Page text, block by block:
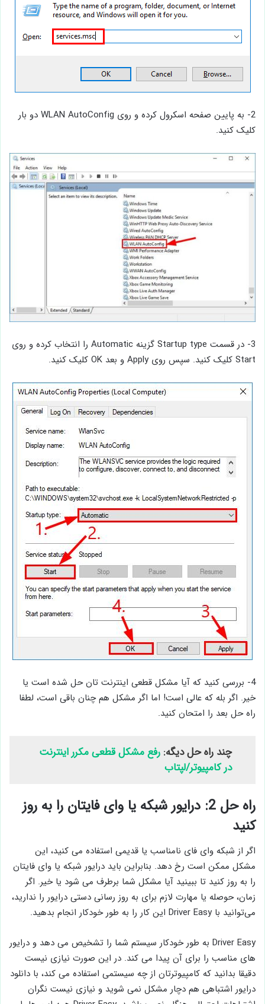
2- به پایین صفحه اسکرول کرده و روی WLAN AutoConfig دو بار
کلیک کنید.
3- در قسمت Startup type گزینه Automatic را انتخاب کرده و روی
Start کلیک کنید. سپس روی Apply و بعد OK کلیک کنید.
4- بررسی کنید که آیا مشکل قطعی اینترنت تان حل شده است یا
خیر. اگر بله که عالی است! اما اگر مشکل هم چنان باقی است، لطفا
راه حل بعد را امتحان کنید.
چند راه حل دیگه: رفع مشکل قطعی مکرر اینترنت
در کامپیوتر/لپتاب
راه حل 2: درایور شبکه یا وای فایتان را به روز
کنید
اگر از شبکه وای فای نامناسب یا قدیمی استفاده می کنید، این
مشکل ممکن است رخ دهد. بنابراین باید درایور شبکه یا وای فایتان
را به روز کنید تا ببینید آیا مشکل شما برطرف می شود یا خیر. اگر
زمان، حوصله یا مهارت لازم برای به ‌روز رسانی دستی درایور را ندارید،
می‌توانید با Driver Easy این کار را به ‌طور خودکار انجام بدهید.
Driver Easy به طور خودکار سیستم شما را تشخیص می دهد و درایور
های مناسب را برای آن پیدا می کند. در این صورت نیازی نیست
دقیقا بدانید که کامپیوترتان از چه سیستمی استفاده می کند، با دانلود
درایور اشتباهی هم دچار مشکل نمی شوید و نیازی نیست نگران